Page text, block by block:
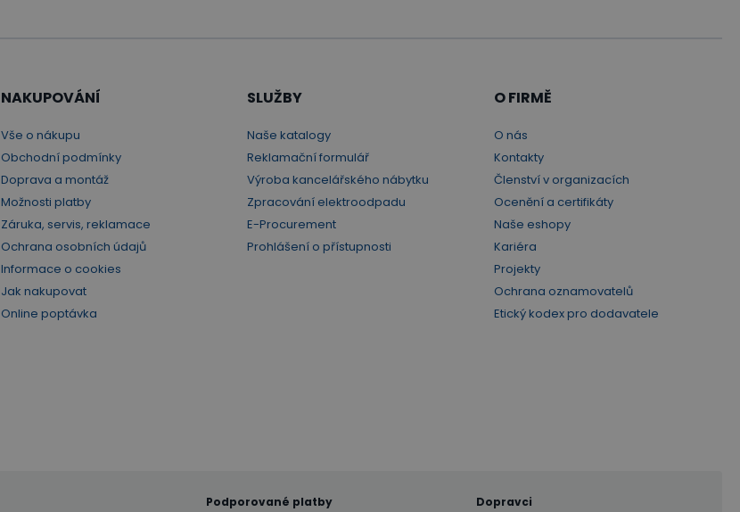
NAKUPOVÁNÍ
Vše o nákupu
Obchodní podmínky
Doprava a montáž
Možnosti platby
Záruka, servis, reklamace
Ochrana osobních údajů
Informace o cookies
Jak nakupovat
Online poptávka
SLUŽBY
Naše katalogy
Reklamační formulář
Výroba kancelářského nábytku
Zpracování elektroodpadu
E-Procurement
Prohlášení o přístupnosti
O FIRMĚ
O nás
Kontakty
Členství v organizacích
Ocenění a certifikáty
Naše eshopy
Kariéra
Projekty
Ochrana oznamovatelů
Etický kodex pro dodavatele
Podporované platby Dopravci